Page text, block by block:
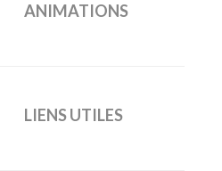
ANIMATIONS
LIENS UTILES